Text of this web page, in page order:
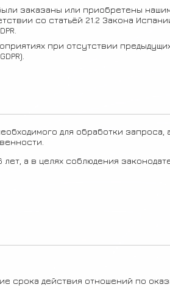
заказаны или приобретены
со статьёй 21.2 Закона
при отсутствии
для обработки запроса,
а в целях соблюдения
срока действия отношений по